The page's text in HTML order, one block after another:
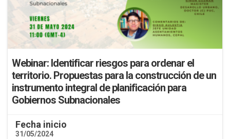
Webinar: Identificar riesgos para ordenar el
territorio. Propuestas para la construcción de un
instrumento integral de planificación para
Gobiernos Subnacionales
Fecha inicio
31/05/2024